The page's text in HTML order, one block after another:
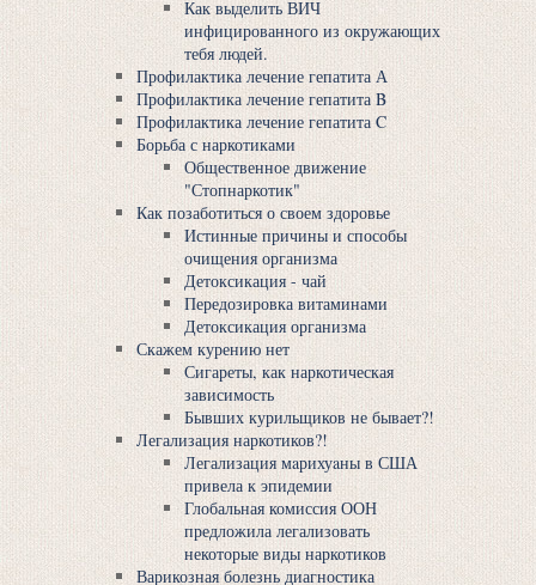
Как выделить ВИЧ
инфицированного из окружающих
тебя людей.
Профилактика лечение гепатита А
Профилактика лечение гепатита B
Профилактика лечение гепатита C
Борьба с наркотиками
Общественное движение
"Стопнаркотик"
Как позаботиться о своем здоровье
Истинные причины и способы
очищения организма
Детоксикация - чай
Передозировка витаминами
Детоксикация организма
Скажем курению нет
Сигареты, как наркотическая
зависимость
Бывших курильщиков не бывает?!
Легализация наркотиков?!
Легализация мaрихуaны в США
привела к эпидемии
Глобальная комиссия ООН
предложила легализовать
некоторые виды наркотиков
Варикозная болезнь диагностика